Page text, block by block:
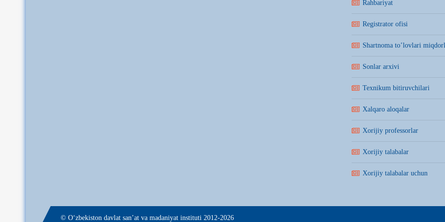
Rahbariyat
Registrator ofisi
Shartnoma to’lovlari
Sonlar arxivi
Texnikum bitiruvchilari
Xalqaro aloqalar
Xorijiy professorlar
Xorijiy talabalar
Xorijiy talabalar uchun
© О‘zbekiston davlat san’at va madaniyat instituti 2012-2026